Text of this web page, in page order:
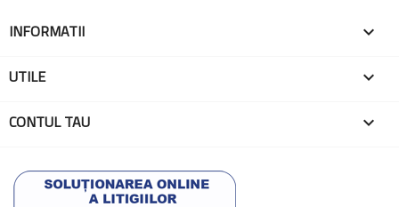
INFORMATII 
UTILE 
CONTUL TAU 